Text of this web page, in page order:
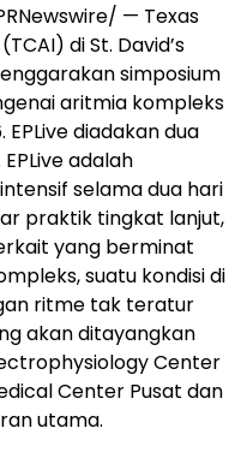
— Texas
di St. David’s
simposium
aritmia kompleks
diadakan dua
adalah
selama dua hari
praktik tingkat lanjut,
yang berminat
suatu kondisi di
ritme tak teratur
akan ditayangkan
Center
Center Pusat dan
utama.